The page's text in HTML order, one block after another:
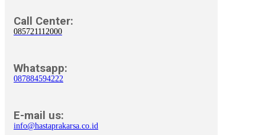
Call Center:
085721112000
Whatsapp:
087884594222
E-mail us:
info@hastaprakarsa.co.id